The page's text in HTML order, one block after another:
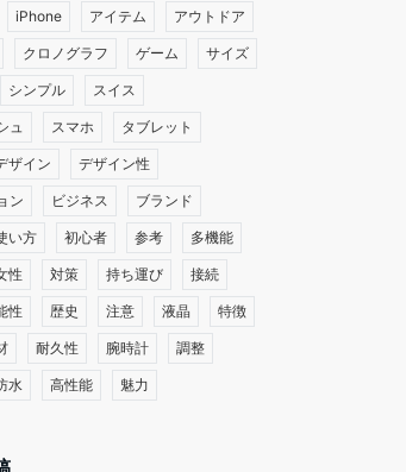
iPhone アイテム アウトドア
クロノグラフ ゲーム サイズ
シンプル スイス
ュ スマホ タブレット
ザイン デザイン性
ン ビジネス ブランド
い方 初心者 参考 多機能
性 対策 持ち運び 接続
性 歴史 注意 液晶 特徴
耐久性 腕時計 調整
水 高性能 魅力